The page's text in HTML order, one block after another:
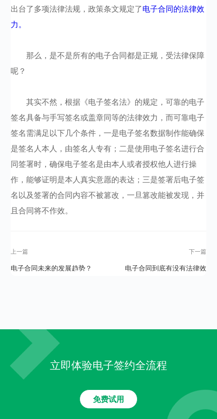
出台了多项法律法规，政策条文规定了电子合同的法律效
力。
那么，是不是所有的电子合同都是正规，受法律保障
呢？
其实不然，根据《电子签名法》的规定，可靠的电子
签名具备与手写签名或盖章同等的法律效力，而可靠电子
签名需满足以下几个条件，一是电子签名数据制作能确保
是签名人本人，由签名人专有；二是使用电子签名进行合
同签署时，确保电子签名是由本人或者授权他人进行操
作，能够证明是本人真实意愿的表达；三是签署后电子签
名以及签署的合同内容不被篡改，一旦篡改能被发现，并
且合同将不作效。
上一篇
电子合同未来的发展趋势？
下一篇
电子合同到底有没有法律效
立即体验电子签约全流程
免费试用